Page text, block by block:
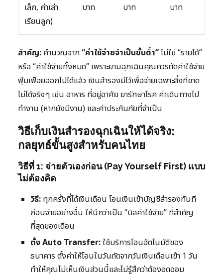
เล็ก, ค่าเล่า
เรียนลูก)
บาท
บาท
บาท
สำคัญ: คำนวณจาก“ค่าใช้จ่ายจำเป็นขั้นต่ำ”ไม่ใช่ “รายได้”
หรือ “ค่าใช้จ่ายทั้งหมด” เพราะยามฉุกเฉินคุณควรตัดค่าใช้จ่าย
ฟุ่มเฟือยออกไปได้แล้ว เงินสำรองมีไว้เพื่อจ่ายเฉพาะสิ่งที่ขาด
ไม่ได้จริงๆ เช่น อาหาร ที่อยู่อาศัย ยารักษาโรค ค่าเดินทางไป
ทำงาน (หากยังมีงาน) และค่าประกันภัยที่จำเป็น
วิธีเก็บเงินสำรองฉุกเฉินให้ได้จริง:
กลยุทธ์ขั้นสูงสำหรับคนไทย
วิธีที่ 1: จ่ายตัวเองก่อน (Pay Yourself First) แบบ
ไม่ต้องคิด
วิธี: ทุกครั้งที่ได้เงินเดือน โอนเงินเข้าบัญชีสำรองทันที
ก่อนจ่ายอย่างอื่น ให้นึกว่าเป็น “บิลค่าใช้จ่าย” ที่สำคัญ
ที่สุดของเดือน
ตั้ง Auto Transfer:ใช้บริการโอนอัตโนมัติของ
ธนาคาร ตั้งค่าให้โอนในวันถัดจากวันเงินเดือนเข้า 1 วัน
ทำให้คุณไม่เห็นเงินส่วนนี้และไม่รู้สึกว่าต้องอดออม